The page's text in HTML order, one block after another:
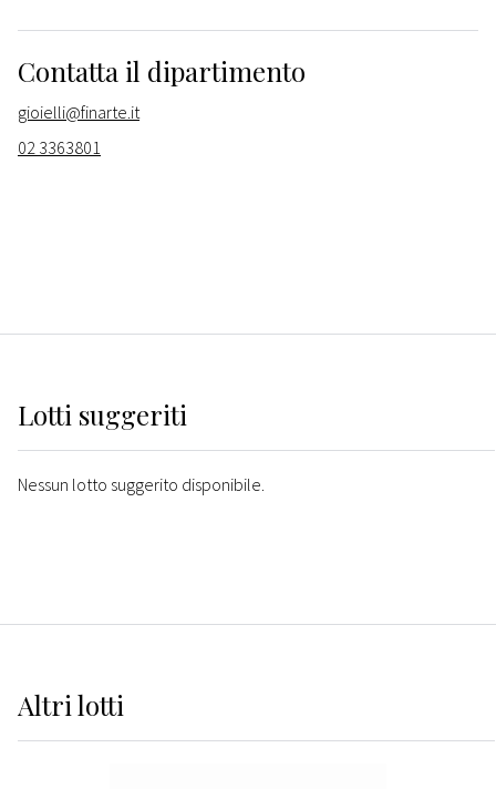
Contatta il dipartimento
gioielli@finarte.it
02 3363801
Lotti suggeriti
Nessun lotto suggerito disponibile.
Altrilotti